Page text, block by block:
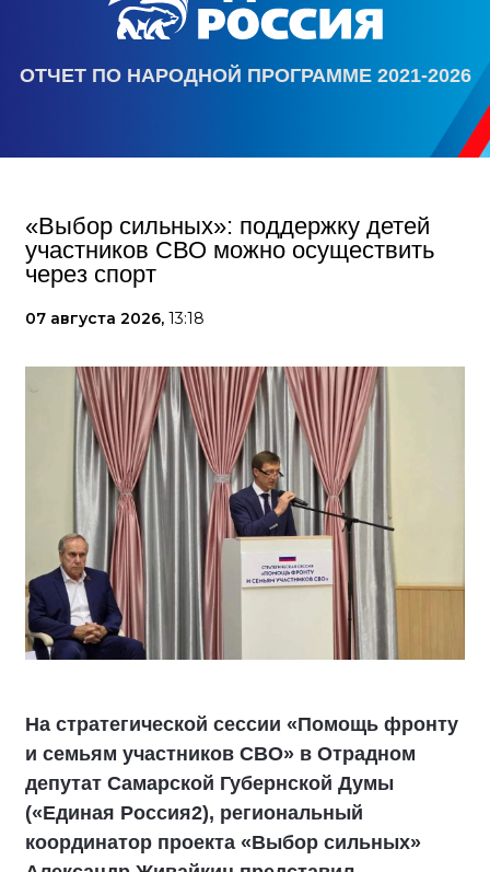
ОТЧЕТ ПО НАРОДНОЙ ПРОГРАММЕ 2021-2026
«Выбор сильных»: поддержку детей
участников СВО можно осуществить
через спорт
07 августа 2026, 13:18
На стратегической сессии «Помощь фронту
и семьям участников СВО» в Отрадном
депутат Самарской Губернской Думы
(«Единая Россия2), региональный
координатор проекта «Выбор сильных»